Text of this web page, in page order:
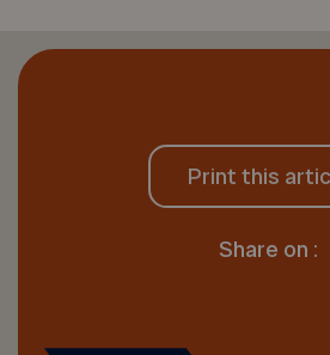
Print this
Share on :